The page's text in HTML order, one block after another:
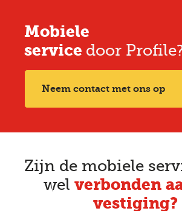
Mobiele
service door
Neem contact met ons op
Zijn de mobiele
wel verbonden
vestiging?